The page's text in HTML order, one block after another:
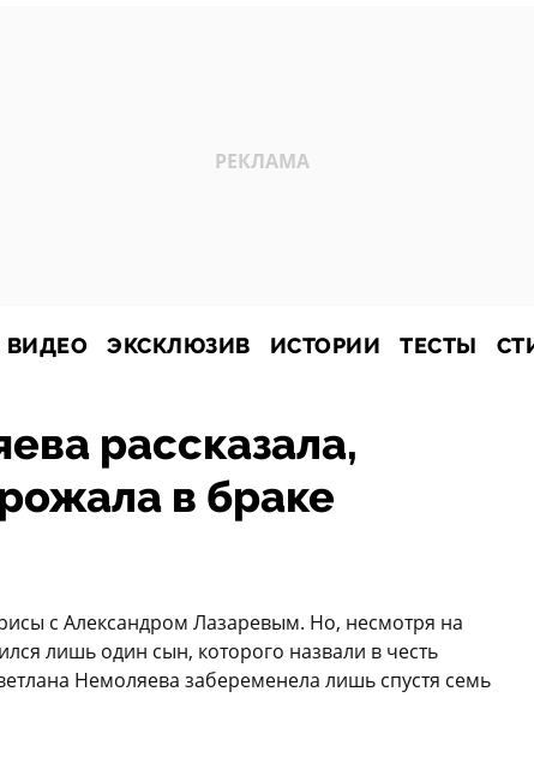
ВИДЕО ЭКСКЛЮЗИВ ИСТОРИИ ТЕСТЫ
рассказала,
в браке
с Александром Лазаревым. Но, несмотря на
лишь один сын, которого назвали в честь
Немоляева забеременела лишь спустя семь